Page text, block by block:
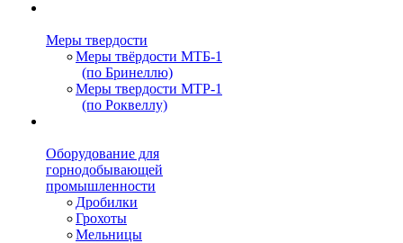
Меры твердости
Меры твёрдости МТБ-1
(по Бринеллю)
Меры твердости МТР-1
(по Роквеллу)
Оборудование для
горнодобывающей
промышленности
Дробилки
Грохоты
Мельницы